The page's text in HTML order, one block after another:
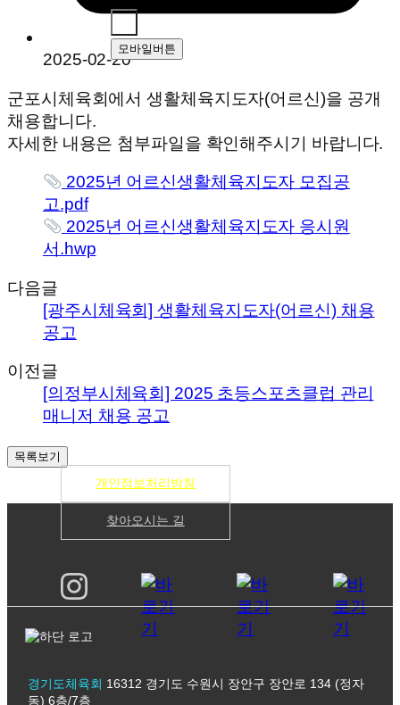
모바일버튼
2025-02-20
군포시체육회에서 생활체육지도자(어르신)을 공개
채용합니다.
자세한 내용은 첨부파일을 확인해주시기 바랍니다.
2025년 어르신생활체육지도자 모집공
고.pdf
2025년 어르신생활체육지도자 응시원
서.hwp
다음글
[광주시체육회] 생활체육지도자(어르신) 채용
공고
이전글
[의정부시체육회] 2025 초등스포츠클럽 관리
매니저 채용 공고
개인정보처리방침
찾아오시는 길
경기도체육회 16312 경기도 수원시 장안구 장안로 134 (정자
동) 6층/7층